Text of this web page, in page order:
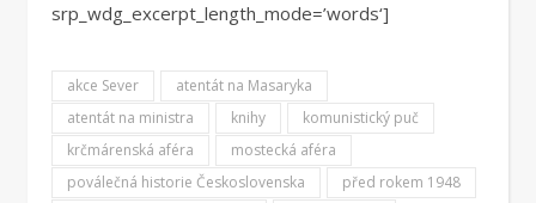
srp_wdg_excerpt_length_mode=’words‘]
akce Sever
atentát na Masaryka
atentát na ministra
knihy
komunistický puč
krčmárenská aféra
mostecká aféra
poválečná historie Československa
před rokem 1948